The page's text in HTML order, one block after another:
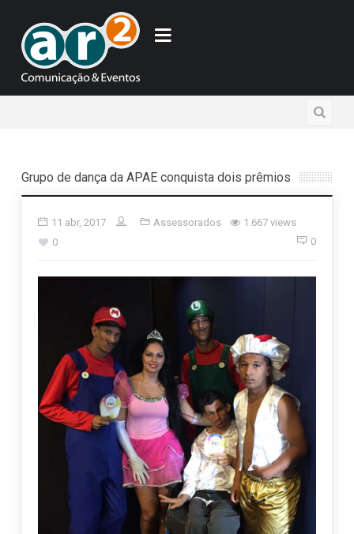
Grupo de dança da APAE conquista dois prêmios
11 abr, 2017 Assessorados
1.667 views
0
0